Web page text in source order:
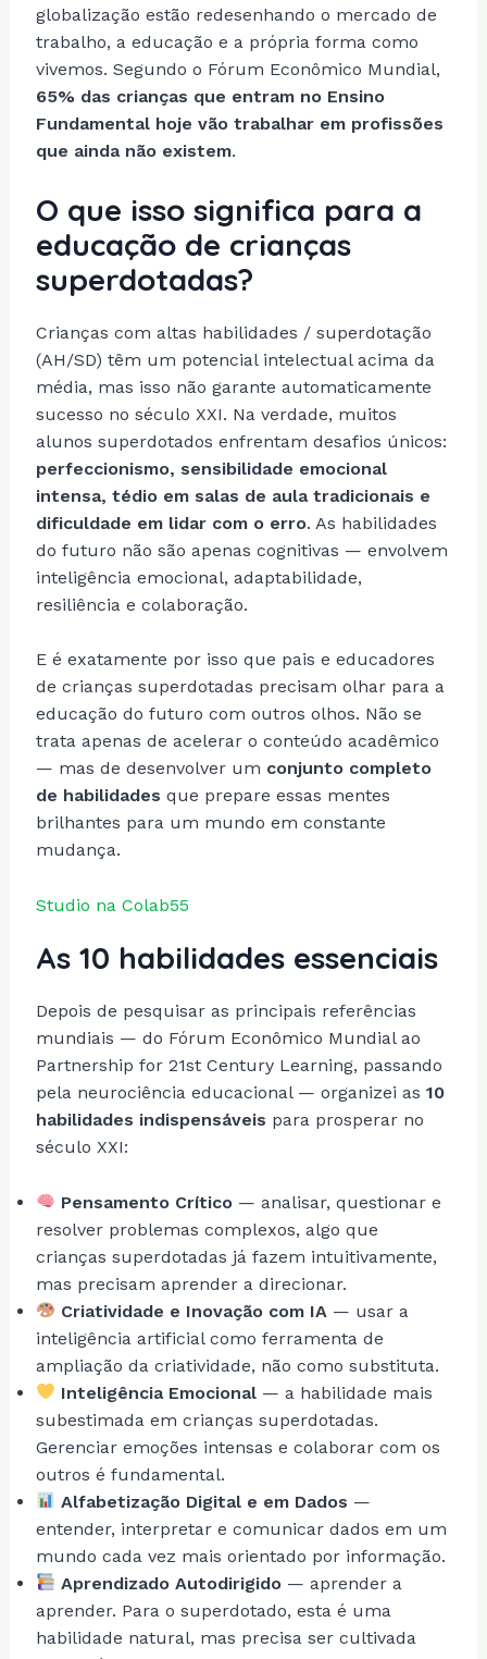
globalização estão redesenhando o mercado de
trabalho, a educação e a própria forma como
vivemos. Segundo o Fórum Econômico Mundial,
65% das crianças que entram no Ensino
Fundamental hoje vão trabalhar em profissões
que ainda não existem.
O que isso significa para a
educação de crianças
superdotadas?
Crianças com altas habilidades / superdotação
(AH/SD) têm um potencial intelectual acima da
média, mas isso não garante automaticamente
sucesso no século XXI. Na verdade, muitos
alunos superdotados enfrentam desafios únicos:
perfeccionismo, sensibilidade emocional
intensa, tédio em salas de aula tradicionais e
dificuldade em lidar com o erro. As habilidades
do futuro não são apenas cognitivas — envolvem
inteligência emocional, adaptabilidade,
resiliência e colaboração.
E é exatamente por isso que pais e educadores
de crianças superdotadas precisam olhar para a
educação do futuro com outros olhos. Não se
trata apenas de acelerar o conteúdo acadêmico
— mas de desenvolver um conjunto completo
de habilidades que prepare essas mentes
brilhantes para um mundo em constante
mudança.
Studio na Colab55
As 10 habilidades essenciais
Depois de pesquisar as principais referências
mundiais — do Fórum Econômico Mundial ao
Partnership for 21st Century Learning, passando
pela neurociência educacional — organizei as 10
habilidades indispensáveis para prosperar no
século XXI:
Pensamento Crítico— analisar, questionar e
resolver problemas complexos, algo que
crianças superdotadas já fazem intuitivamente,
mas precisam aprender a direcionar.
Criatividade e Inovação com IA — usar a
inteligência artificial como ferramenta de
ampliação da criatividade, não como substituta.
Inteligência Emocional— a habilidade mais
subestimada em crianças superdotadas.
Gerenciar emoções intensas e colaborar com os
outros é fundamental.
Alfabetização Digital e em Dados —
entender, interpretar e comunicar dados em um
mundo cada vez mais orientado por informação.
Aprendizado Autodirigido— aprender a
aprender. Para o superdotado, esta é uma
habilidade natural, mas precisa ser cultivada